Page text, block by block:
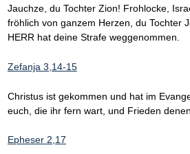
Jauchze, du Tochter Zion! Frohlocke,
fröhlich von ganzem Herzen, du Tochter
HERR hat deine Strafe weggenommen.
Zefanja 3,14-15
Christus ist gekommen und hat im
euch, die ihr fern wart, und Frieden
Epheser 2,17